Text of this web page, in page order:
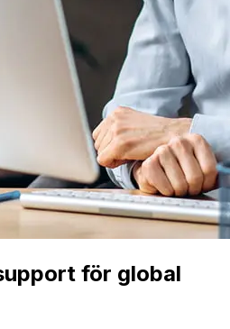
för global